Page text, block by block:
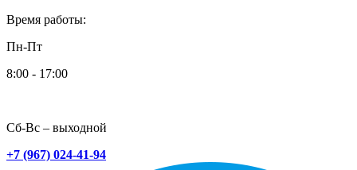
Время работы:
Пн-Пт
8:00 - 17:00
Сб-Вс – выходной
+7 (967) 024-41-94